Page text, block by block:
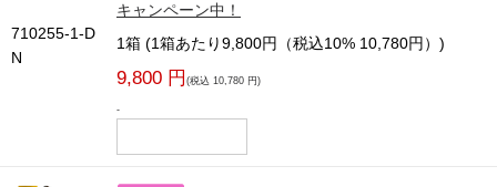
710255-1-D
N
キャンペーン中！
1箱 (1箱あたり9,800円（税込10% 10,780円）)
9,800 円 (税込 10,780 円)
-